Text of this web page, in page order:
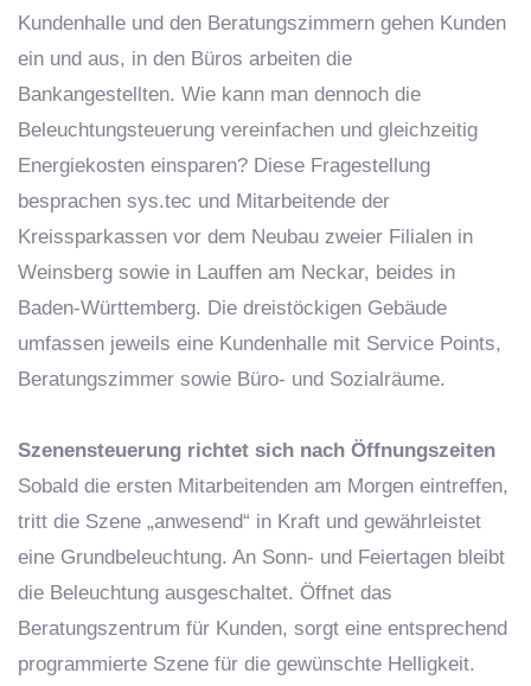
Kundenhalle und den Beratungszimmern gehen Kunden
ein und aus, in den Büros arbeiten die
Bankangestellten. Wie kann man dennoch die
Beleuchtungsteuerung vereinfachen und gleichzeitig
Energiekosten einsparen? Diese Fragestellung
besprachen sys.tec und Mitarbeitende der
Kreissparkassen vor dem Neubau zweier Filialen in
Weinsberg sowie in Lauffen am Neckar, beides in
Baden-Württemberg. Die dreistöckigen Gebäude
umfassen jeweils eine Kundenhalle mit Service Points,
Beratungszimmer sowie Büro- und Sozialräume.
Szenensteuerung richtet sich nach Öffnungszeiten
Sobald die ersten Mitarbeitenden am Morgen eintreffen,
tritt die Szene „anwesend“ in Kraft und gewährleistet
eine Grundbeleuchtung. An Sonn- und Feiertagen bleibt
die Beleuchtung ausgeschaltet. Öffnet das
Beratungszentrum für Kunden, sorgt eine entsprechend
programmierte Szene für die gewünschte Helligkeit.